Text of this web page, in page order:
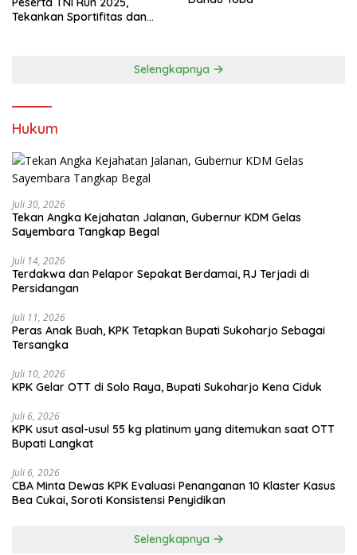
Tekankan Sportifitas dan
Selengkapnya
Hukum
Juli 30, 2026
Tekan Angka Kejahatan Jalanan, Gubernur KDM Gelas
Sayembara Tangkap Begal
Juli 14, 2026
Terdakwa dan Pelapor Sepakat Berdamai, RJ Terjadi di
Persidangan
Juli 11, 2026
Peras Anak Buah, KPK Tetapkan Bupati Sukoharjo Sebagai
Tersangka
Juli 10, 2026
KPK Gelar OTT di Solo Raya, Bupati Sukoharjo Kena Ciduk
Juli 6, 2026
KPK usut asal-usul 55 kg platinum yang ditemukan saat OTT
Bupati Langkat
Juli 6, 2026
CBA Minta Dewas KPK Evaluasi Penanganan 10 Klaster Kasus
Bea Cukai, Soroti Konsistensi Penyidikan
Selengkapnya